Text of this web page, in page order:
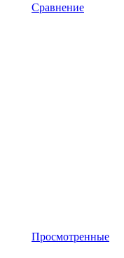
Сравнение
Просмотренные